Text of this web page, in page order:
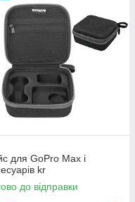
для GoPro Max і
kr
до відправки